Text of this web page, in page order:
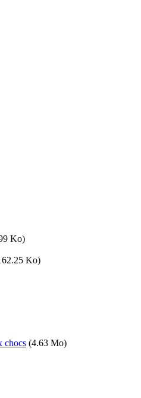
Ko)
Ko)
chocs (4.63 Mo)